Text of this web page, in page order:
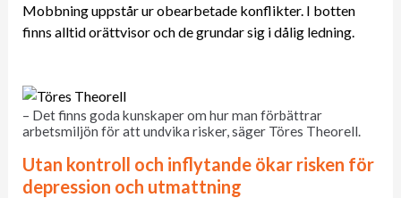
Mobbning uppstår ur obearbetade konflikter. I botten
finns alltid orättvisor och de grundar sig i dålig ledning.
– Det finns goda kunskaper om hur man förbättrar
arbetsmiljön för att undvika risker, säger Töres Theorell.
Utan kontroll och inflytande ökar risken för
depression och utmattning